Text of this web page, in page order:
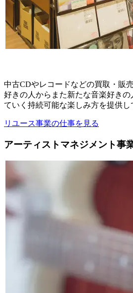
中古CDやレコードなどの買取・販
好きの人からまた新たな音楽好き
ていく持続可能な楽しみ方を提供し
リユース事業の仕事を見る
アーティストマネジメント事